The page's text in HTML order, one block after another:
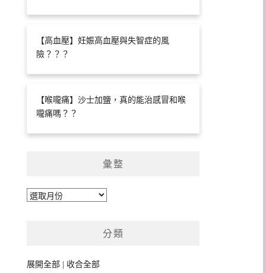
【高血壓】妊娠高血壓與失智症的風
險？？？
【喉嚨痛】沙士加鹽，真的能治感冒和喉
嚨痛嗎？？
彙整
彙
分類
展開全部
收合全部